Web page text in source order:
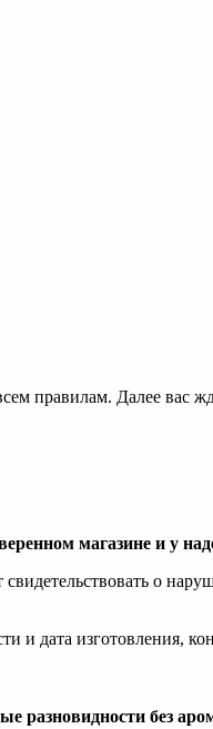
правилам. Далее вас
магазине и у
о
и дата изготовления,
разновидности без